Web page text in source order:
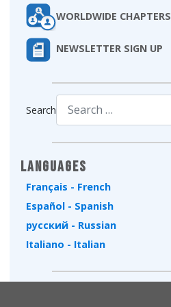
WORLDWIDE CHAPTERS
NEWSLETTER SIGN UP
Search
Languages
Français - French
Español - Spanish
русский - Russian
Italiano - Italian